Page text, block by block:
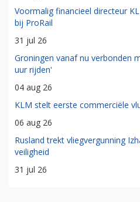
Voormalig financieel directeur
bij ProRail
31 jul 26
Groningen vanaf nu verbonden
uur rijden'
04 aug 26
KLM stelt eerste commerciële
06 aug 26
Rusland trekt vliegvergunning
veiligheid
31 jul 26